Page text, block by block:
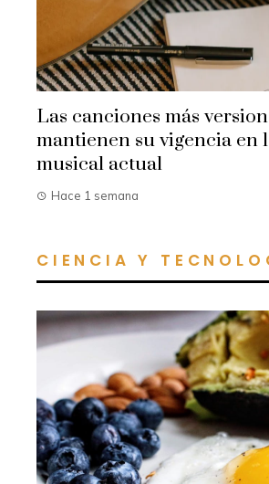
Las canciones más
mantienen su vigencia en
musical actual
Hace 1 semana
CIENCIA Y